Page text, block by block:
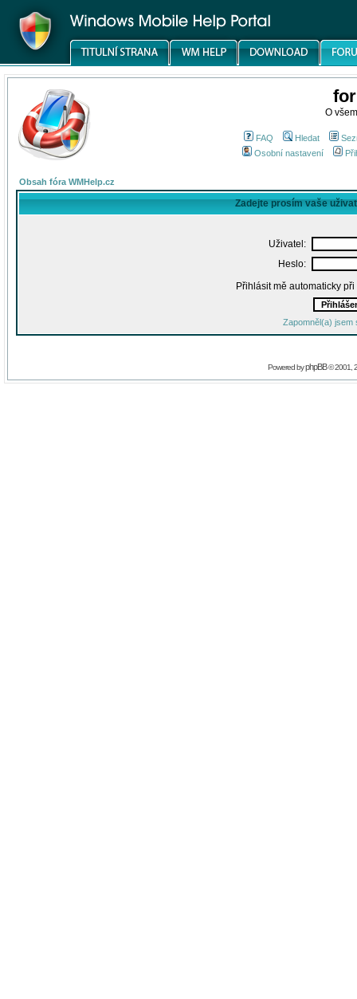
O
FAQ Hledat
Osobní nastavení
Obsah fóra WMHelp.cz
Zadejte prosím vaše
Uživatel:
Heslo:
Přihlásit mě automaticky
Zapomněl(a) jsem
Powered byphpBB© 2001,